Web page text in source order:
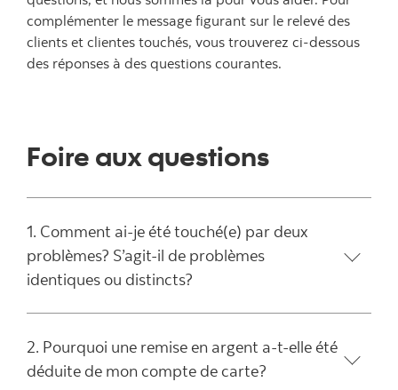
complémenter le message figurant sur le relevé des
clients et clientes touchés, vous trouverez ci-dessous
des réponses à des questions courantes.
Foire aux questions
1. Comment ai-je été touché(e) par deux
problèmes? S’agit-il de problèmes
identiques ou distincts?
2. Pourquoi une remise en argent a-t-elle été
déduite de mon compte de carte?